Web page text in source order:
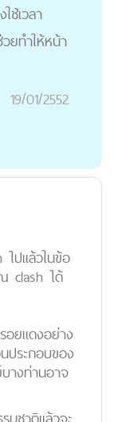
ช้เวลา
ยทำให้หน้า
19/01/2552
ปแล้วในข้อ
clash ได้
อยแดงอย่าง
ประกอบของ
างท่านอาจ